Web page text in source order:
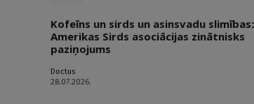
Kofeīns un sirds un asinsvadu slimības:
Amerikas Sirds asociācijas zinātnisks
paziņojums
Doctus
28.07.2026.